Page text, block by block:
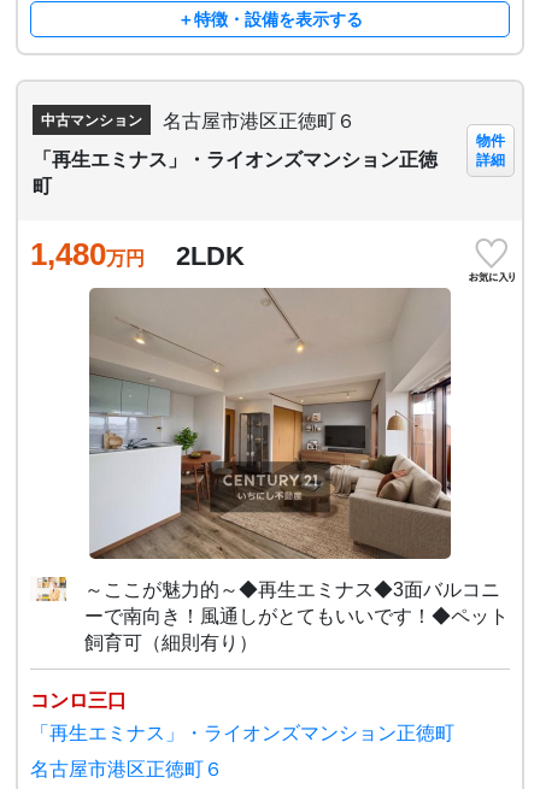
＋特徴・設備を表示する
中古マンション
名古屋市港区正徳町６
「再生エミナス」・ライオンズマンション正徳
町
物件
詳細
1,480万円 2LDK
～ここが魅力的～◆再生エミナス◆3面バルコニ
ーで南向き！風通しがとてもいいです！◆ペット
飼育可（細則有り）
コンロ三口
「再生エミナス」・ライオンズマンション正徳町
名古屋市港区正徳町６